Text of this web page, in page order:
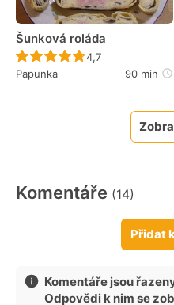
Šunková roláda
Recept ještě
4,7
Papunka
90 min
Komentáře (14)
Přidat
Komentáře jsou
Odpovědi k nim se